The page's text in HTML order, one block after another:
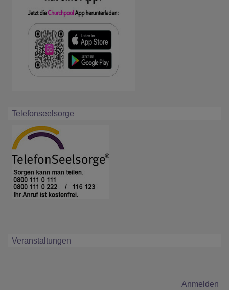
Telefonseelsorge
Veranstaltungen
Anmelden